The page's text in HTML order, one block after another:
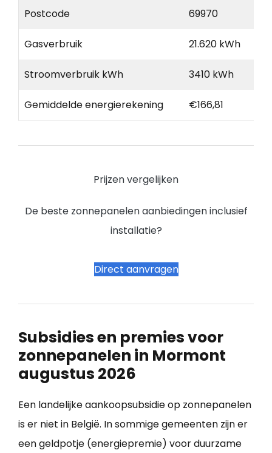
Postcode 69970
Gasverbruik 21.620 kWh
Stroomverbruik kWh 3410 kWh
Gemiddelde energierekening €166,81
Prijzen vergelijken
De beste zonnepanelen aanbiedingen inclusief
installatie?
Direct aanvragen
Subsidies en premies voor
zonnepanelen in Mormont
augustus 2026
Een landelijke aankoopsubsidie op zonnepanelen
is er niet in België. In sommige gemeenten zijn er
een geldpotje (energiepremie) voor duurzame